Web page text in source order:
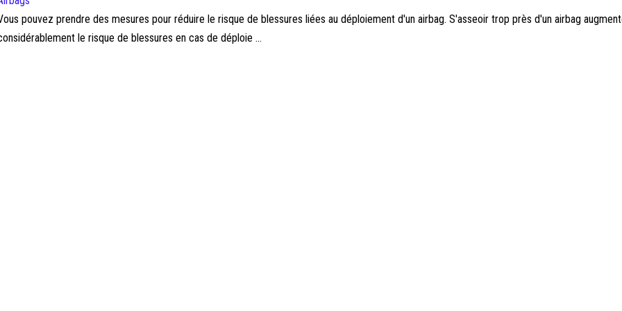
pouvez prendre des mesures pour réduire le risque de blessures liées au déploiement d'un airbag. S'asseoir trop près d'un airbag
le risque de blessures en cas de déploie ...